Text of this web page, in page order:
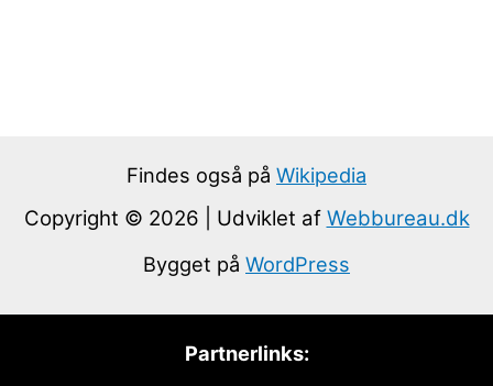
Findes også på Wikipedia
Copyright © 2026 | Udviklet af Webbureau.dk
Bygget på WordPress
Partnerlinks: